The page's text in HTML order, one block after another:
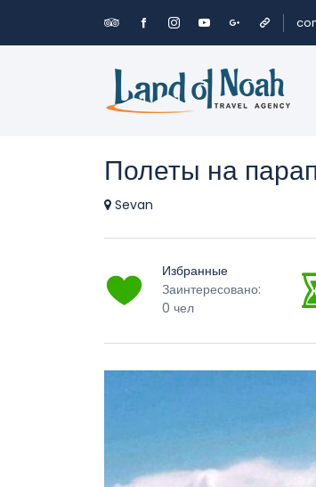
Полеты на
Sevan
Избранные
Заинтересовано:
0 чел